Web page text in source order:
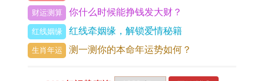
感情上热情似火，单身者魅力四射，吸引目光，但
选择需清醒，勿被亲密而热情冲昏头，已有伴侣
者，需避免因小事争吵，健康需关注心脏与血压，
财运测算 你什么时候能挣钱发大财？
红线姻缘 红线牵姻缘，解锁爱情秘籍
生肖年运 测一测你的本命年运势如何？